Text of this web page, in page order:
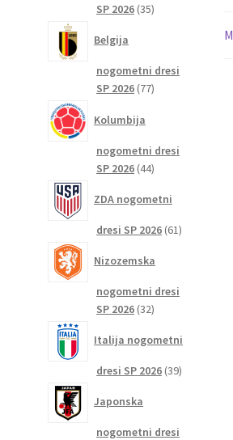
SP 2026 3535
Belgija
nogometni dresi
SP 2026 7777
Kolumbija
nogometni dresi
SP 2026 4444
ZDA nogometni
dresi SP 2026 6161
Nizozemska
nogometni dresi
SP 2026 3232
Italija nogometni
dresi SP 2026 3939
Japonska
nogometni dresi